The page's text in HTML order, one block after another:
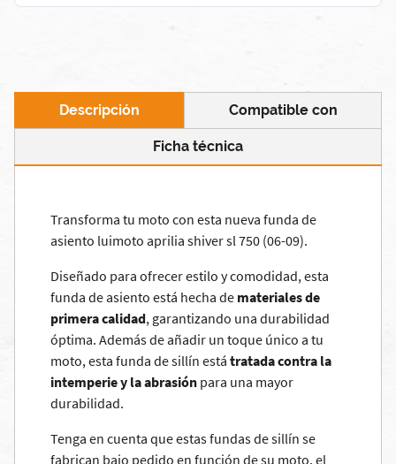
Descripción Compatible con
Ficha técnica
Transforma tu moto con esta nueva funda de
asiento luimoto aprilia shiver sl 750 (06-09).
Diseñado para ofrecer estilo y comodidad, esta
funda de asiento está hecha de materiales de
primera calidad, garantizando una durabilidad
óptima. Además de añadir un toque único a tu
moto, esta funda de sillín está tratada contra la
intemperie y la abrasión para una mayor
durabilidad.
Tenga en cuenta que estas fundas de sillín se
fabrican bajo pedido en función de su moto, el